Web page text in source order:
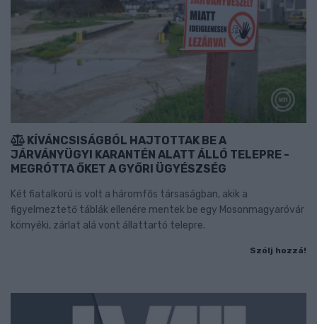
KÍVÁNCSISÁGBÓL HAJTOTTAK BE A
JÁRVÁNYÜGYI KARANTÉN ALATT ÁLLÓ TELEPRE -
MEGRÓTTA ŐKET A GYŐRI ÜGYÉSZSÉG
Két fiatalkorú is volt a háromfős társaságban, akik a
figyelmeztető táblák ellenére mentek be egy Mosonmagyaróvár
környéki, zárlat alá vont állattartó telepre.
Szólj hozzá!